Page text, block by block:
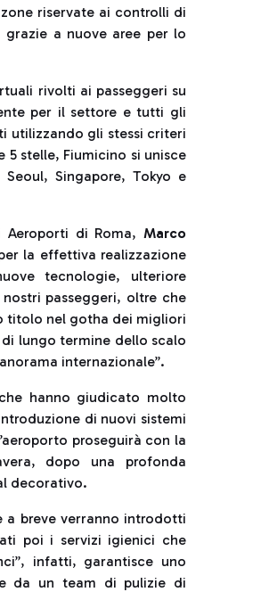
riservate ai controlli di
grazie a nuove aree per lo
rivolti ai passeggeri su
per il settore e tutti gli
utilizzando gli stessi criteri
5 stelle, Fiumicino si unisce
Singapore, Tokyo e
Aeroporti di Roma, Marco
la effettiva realizzazione
tecnologie, ulteriore
passeggeri, oltre che
titolo nel gotha dei migliori
lungo termine dello scalo
internazionale”.
hanno giudicato molto
di nuovi sistemi
proseguirà con la
dopo una profonda
decorativo.
a breve verranno introdotti
poi i servizi igienici che
infatti, garantisce uno
da un team di pulizie di